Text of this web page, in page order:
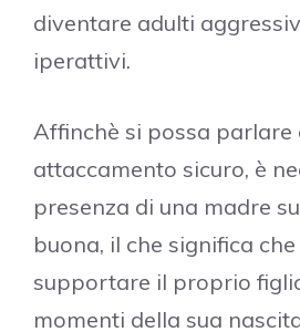
diventare adulti
iperattivi.
Affinchè si possa parlare
attaccamento sicuro, è
presenza di una madre
buona, il che significa
supportare il proprio
momenti della sua